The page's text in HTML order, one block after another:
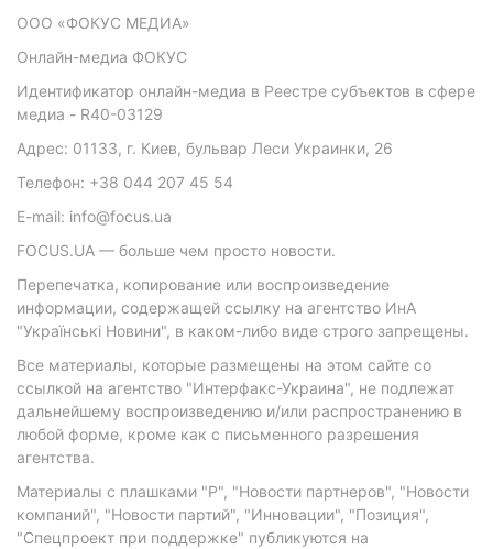
ООО «ФОКУС МЕДИА»
Онлайн-медиа ФОКУС
Идентификатор онлайн-медиа в Реестре субъектов в сфере
медиа - R40-03129
Адрес: 01133, г. Киев, бульвар Леси Украинки, 26
Телефон: +38 044 207 45 54
E-mail: info@focus.ua
FOCUS.UA — больше чем просто новости.
Перепечатка, копирование или воспроизведение
информации, содержащей ссылку на агентство ИнА
"Українські Новини", в каком-либо виде строго запрещены.
Все материалы, которые размещены на этом сайте со
ссылкой на агентство "Интерфакс-Украина", не подлежат
дальнейшему воспроизведению и/или распространению в
любой форме, кроме как с письменного разрешения
агентства.
Материалы с плашками "Р", "Новости партнеров", "Новости
компаний", "Новости партий", "Инновации", "Позиция",
"Спецпроект при поддержке" публикуются на